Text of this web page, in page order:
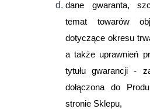
dane gwaranta,
temat towarów
dotyczące okresu
a także uprawnień
tytułu gwarancji -
dołączona do
stronie Sklepu,